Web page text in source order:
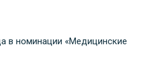
в номинации «Медицинские